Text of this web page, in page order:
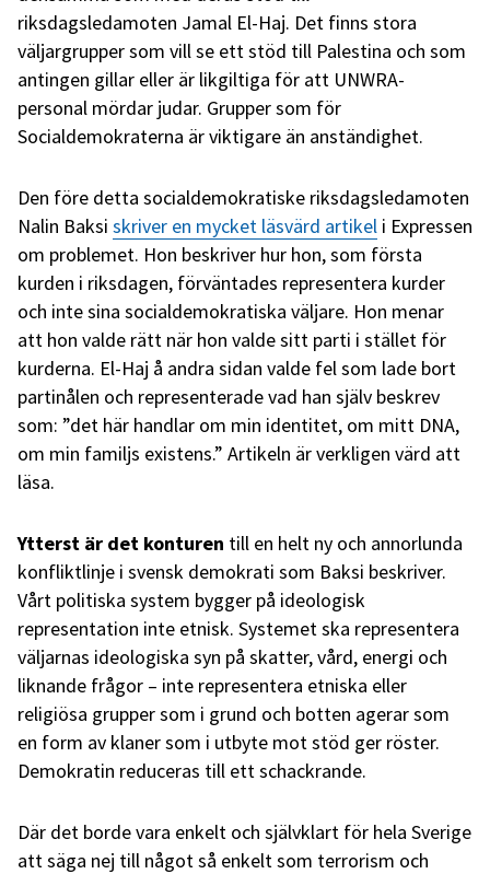
riksdagsledamoten Jamal El-Haj. Det finns stora
väljargrupper som vill se ett stöd till Palestina och som
antingen gillar eller är likgiltiga för att UNWRA-
personal mördar judar. Grupper som för
Socialdemokraterna är viktigare än anständighet.
Den före detta socialdemokratiske riksdagsledamoten
Nalin Baksi skriver en mycket läsvärd artikel i Expressen
om problemet. Hon beskriver hur hon, som första
kurden i riksdagen, förväntades representera kurder
och inte sina socialdemokratiska väljare. Hon menar
att hon valde rätt när hon valde sitt parti i stället för
kurderna. El-Haj å andra sidan valde fel som lade bort
partinålen och representerade vad han själv beskrev
som: ”det här handlar om min identitet, om mitt DNA,
om min familjs existens.” Artikeln är verkligen värd att
läsa.
Ytterst är det konturen till en helt ny och annorlunda
konfliktlinje i svensk demokrati som Baksi beskriver.
Vårt politiska system bygger på ideologisk
representation inte etnisk. Systemet ska representera
väljarnas ideologiska syn på skatter, vård, energi och
liknande frågor – inte representera etniska eller
religiösa grupper som i grund och botten agerar som
en form av klaner som i utbyte mot stöd ger röster.
Demokratin reduceras till ett schackrande.
Där det borde vara enkelt och självklart för hela Sverige
att säga nej till något så enkelt som terrorism och